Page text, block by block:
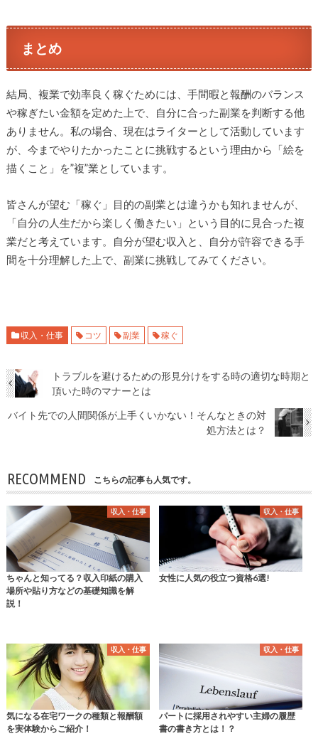
まとめ
結局、複業で効率良く稼ぐためには、手間暇と報酬のバランス
や稼ぎたい金額を定めた上で、自分に合った副業を判断する他
ありません。私の場合、現在はライターとして活動しています
が、今までやりたかったことに挑戦するという理由から「絵を
描くこと」を”複”業としています。
皆さんが望む「稼ぐ」目的の副業とは違うかも知れませんが、
「自分の人生だから楽しく働きたい」という目的に見合った複
業だと考えています。自分が望む収入と、自分が許容できる手
間を十分理解した上で、副業に挑戦してみてください。
収入・仕事 コツ 副業 稼ぐ
トラブルを避けるための形見分けをする時の適切な時期と
頂いた時のマナーとは
バイト先での人間関係が上手くいかない！そんなときの対
処方法とは？
RECOMMEND こちらの記事も人気です。
収入・仕事
ちゃんと知ってる？収入印紙の購入
場所や貼り方などの基礎知識を解
説！
収入・仕事
女性に人気の役立つ資格6選!
収入・仕事
気になる在宅ワークの種類と報酬額
を実体験からご紹介！
収入・仕事
パートに採用されやすい主婦の履歴
書の書き方とは！？